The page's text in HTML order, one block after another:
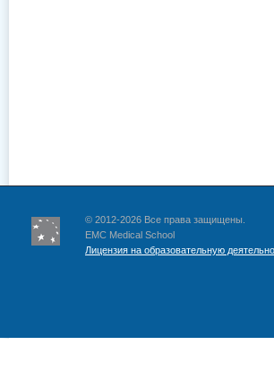
© 2012-2026 Все права защищены.
EMC Medical School
Лицензия на образовательную